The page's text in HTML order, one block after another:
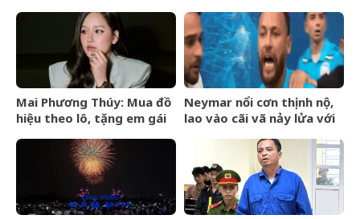
massage ở Việt Nam hút
24 triệu view
Mai Phương Thúy: Mua đồ
hiệu theo lô, tặng em gái
nhạc
Neymar nổi cơn thịnh nộ,
lao vào cãi vã nảy lửa với